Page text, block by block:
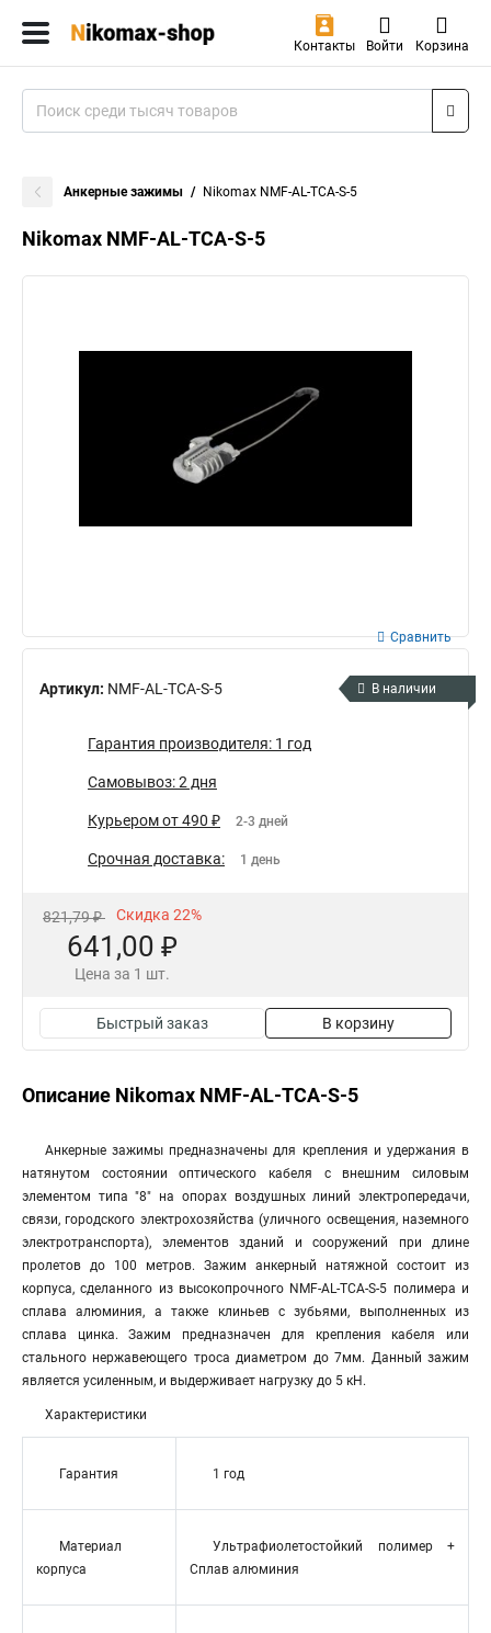
Контакты Войти Корзина
Анкерные зажимы Nikomax NMF-AL-TCA-S-5
Nikomax NMF-AL-TCA-S-5
Артикул: NMF-AL-TCA-S-5
Сравнить
В наличии
Гарантия производителя: 1 год
Самовывоз: 2 дня
Курьером от 490 ₽ 2-3 дней
Срочная доставка: 1 день
821,79 ₽ Скидка 22%
641,00 ₽
Цена за 1 шт.
Быстрый заказ В корзину
Описание Nikomax NMF-AL-TCA-S-5
Анкерные зажимы предназначены для крепления и удержания в
натянутом состоянии оптического кабеля с внешним силовым
элементом типа "8" на опорах воздушных линий электропередачи,
связи, городского электрохозяйства (уличного освещения, наземного
электротранспорта), элементов зданий и сооружений при длине
пролетов до 100 метров. Зажим анкерный натяжной состоит из
корпуса, сделанного из высокопрочного NMF-AL-TCA-S-5 полимера и
сплава алюминия, а также клиньев с зубьями, выполненных из
сплава цинка. Зажим предназначен для крепления кабеля или
стального нержавеющего троса диаметром до 7мм. Данный зажим
является усиленным, и выдерживает нагрузку до 5 кН.
Характеристики
Гарантия 1 год
Материал
корпуса
Ультрафиолетостойкий полимер +
Сплав алюминия